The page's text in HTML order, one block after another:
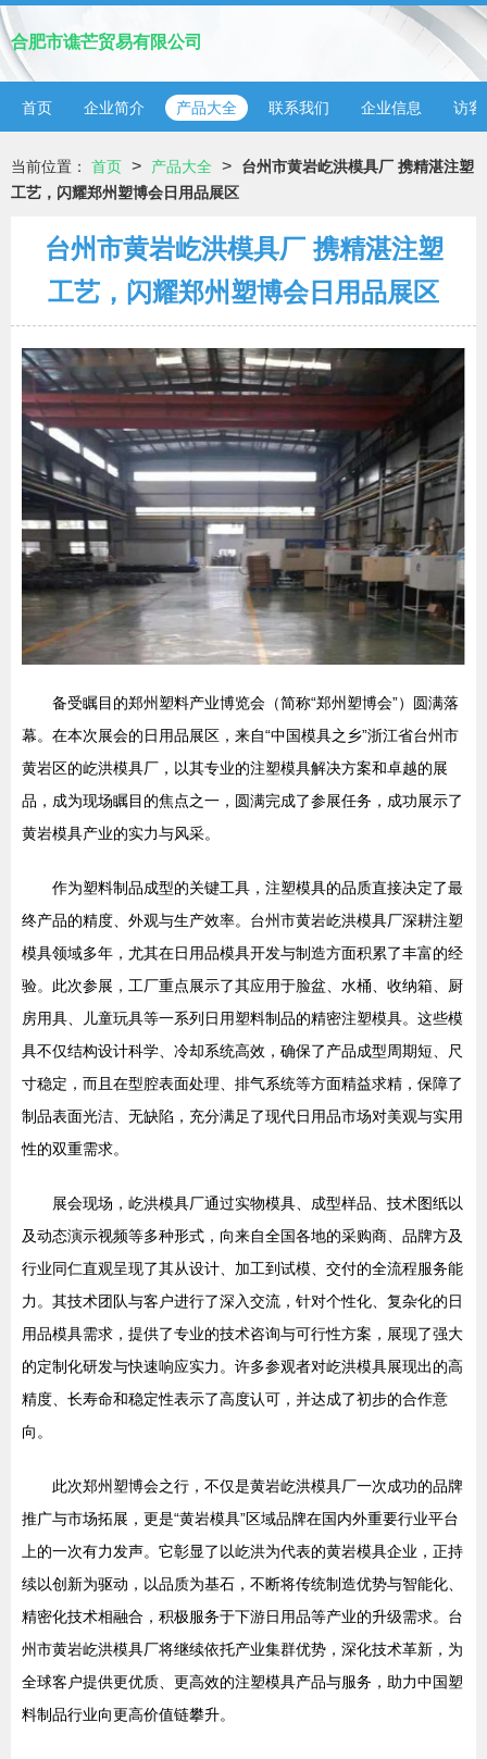
合肥市谯芒贸易有限公司
首页 企业简介 产品大全 联系我们 企业信息 访客
当前位置： 首页 > 产品大全 >
台州市黄岩屹洪模具厂 携精湛注塑
工艺，闪耀郑州塑博会日用品展区
台州市黄岩屹洪模具厂 携精湛注塑
工艺，闪耀郑州塑博会日用品展区
备受瞩目的郑州塑料产业博览会（简称“郑州塑博会”）圆满落
幕。在本次展会的日用品展区，来自“中国模具之乡”浙江省台州市
黄岩区的屹洪模具厂，以其专业的注塑模具解决方案和卓越的展
品，成为现场瞩目的焦点之一，圆满完成了参展任务，成功展示了
黄岩模具产业的实力与风采。
作为塑料制品成型的关键工具，注塑模具的品质直接决定了最
终产品的精度、外观与生产效率。台州市黄岩屹洪模具厂深耕注塑
模具领域多年，尤其在日用品模具开发与制造方面积累了丰富的经
验。此次参展，工厂重点展示了其应用于脸盆、水桶、收纳箱、厨
房用具、儿童玩具等一系列日用塑料制品的精密注塑模具。这些模
具不仅结构设计科学、冷却系统高效，确保了产品成型周期短、尺
寸稳定，而且在型腔表面处理、排气系统等方面精益求精，保障了
制品表面光洁、无缺陷，充分满足了现代日用品市场对美观与实用
性的双重需求。
展会现场，屹洪模具厂通过实物模具、成型样品、技术图纸以
及动态演示视频等多种形式，向来自全国各地的采购商、品牌方及
行业同仁直观呈现了其从设计、加工到试模、交付的全流程服务能
力。其技术团队与客户进行了深入交流，针对个性化、复杂化的日
用品模具需求，提供了专业的技术咨询与可行性方案，展现了强大
的定制化研发与快速响应实力。许多参观者对屹洪模具展现出的高
精度、长寿命和稳定性表示了高度认可，并达成了初步的合作意
向。
此次郑州塑博会之行，不仅是黄岩屹洪模具厂一次成功的品牌
推广与市场拓展，更是“黄岩模具”区域品牌在国内外重要行业平台
上的一次有力发声。它彰显了以屹洪为代表的黄岩模具企业，正持
续以创新为驱动，以品质为基石，不断将传统制造优势与智能化、
精密化技术相融合，积极服务于下游日用品等产业的升级需求。台
州市黄岩屹洪模具厂将继续依托产业集群优势，深化技术革新，为
全球客户提供更优质、更高效的注塑模具产品与服务，助力中国塑
料制品行业向更高价值链攀升。